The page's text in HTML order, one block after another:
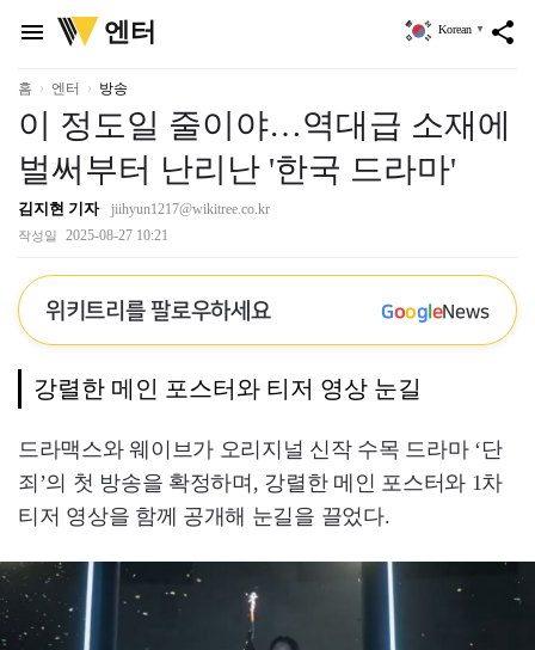
menu
위
키
리
엔터 share
Korean ▼
홈 엔터 방송
이 정도일 줄이야…역대급 소재에
벌써부터 난리난 '한국 드라마'
김지현 기자 jiihyun1217@wikitree.co.kr
작성일 2025-08-27 10:21
위키트리를 팔로우하세요 GoogleNews
강렬한 메인 포스터와 티저 영상 눈길
드라맥스와 웨이브가 오리지널 신작 수목 드라마 ‘단
죄’의 첫 방송을 확정하며, 강렬한 메인 포스터와 1차
티저 영상을 함께 공개해 눈길을 끌었다.